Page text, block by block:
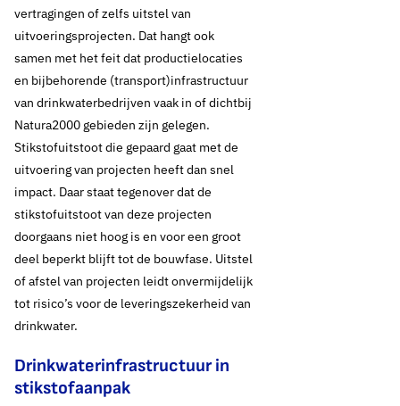
De drinkwaterbedrijven hebben te maken met een toenemende
watervraag door bevolkingsgroei, economische groei, en regionaal
stedelijke uitbreiding. Uit onderzoek van Vewin blijkt dat alle
drinkwaterbedrijven al voor 2030 meer productiecapaciteit nodig
hebben. Bij drie van de tien bedrijven is zelfs per direct meer
productiecapaciteit noodzakelijk. Het is absoluut niet zeker dat dit
tijdig lukt.
Integendeel, drinkwaterbedrijven lopen tegen steeds meer
juridische en bestuurlijke belemmeringen aan. In een aantal regio’s
ontstaan zonder snelle aanvullende maatregelen op korte termijn
problemen met het verzekeren van de drinkwatervoorziening. Bij
het uitblijven van actie zullen die knelpunten in steeds meer
gebieden optreden.
Thema's:
Drinkwaterbronnen en landbouw
Drinkwaterbronnen en natuur
vertragingen of zelfs uitstel van
uitvoeringsprojecten. Dat hangt ook
samen met het feit dat productielocaties
en bijbehorende (transport)infrastructuur
van drinkwaterbedrijven vaak in of dichtbij
Natura2000 gebieden zijn gelegen.
Stikstofuitstoot die gepaard gaat met de
uitvoering van projecten heeft dan snel
impact. Daar staat tegenover dat de
stikstofuitstoot van deze projecten
doorgaans niet hoog is en voor een groot
deel beperkt blijft tot de bouwfase. Uitstel
of afstel van projecten leidt onvermijdelijk
tot risico’s voor de leveringszekerheid van
drinkwater.
Drinkwaterinfrastructuur in
stikstofaanpak